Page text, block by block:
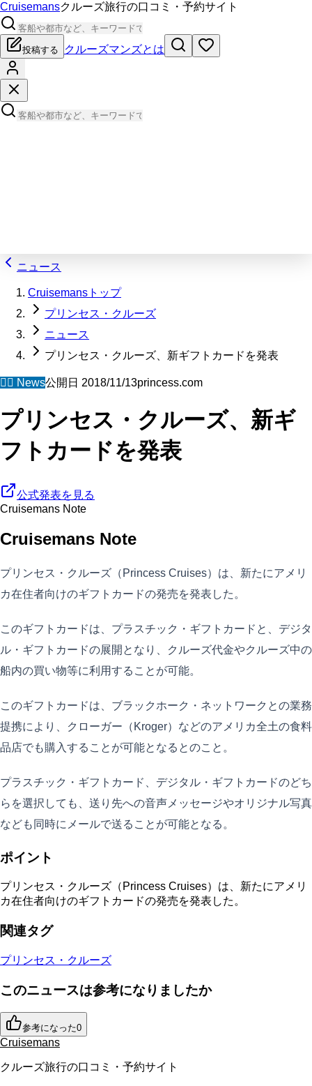
Cruisemansクルーズ旅行の口コミ・予約サイト
投稿する クルーズマンズとは
ニュース
Cruisemansトップ
プリンセス・クルーズ
ニュース
プリンセス・クルーズ、新ギフトカードを発表
🧜‍♀️ News公開日 2018/11/13princess.com
プリンセス・クルーズ、新ギ
フトカードを発表
公式発表を見る
Cruisemans Note
Cruisemans Note
プリンセス・クルーズ（Princess Cruises）は、新たにアメリ
カ在住者向けのギフトカードの発売を発表した。
このギフトカードは、プラスチック・ギフトカードと、デジタ
ル・ギフトカードの展開となり、クルーズ代金やクルーズ中の
船内の買い物等に利用することが可能。
このギフトカードは、ブラックホーク・ネットワークとの業務
提携により、クローガー（Kroger）などのアメリカ全土の食料
品店でも購入することが可能となるとのこと。
プラスチック・ギフトカード、デジタル・ギフトカードのどち
らを選択しても、送り先への音声メッセージやオリジナル写真
なども同時にメールで送ることが可能となる。
ポイント
プリンセス・クルーズ（Princess Cruises）は、新たにアメリ
カ在住者向けのギフトカードの発売を発表した。
関連タグ
プリンセス・クルーズ
このニュースは参考になりましたか
参考になった0
Cruisemans
クルーズ旅行の口コミ・予約サイト